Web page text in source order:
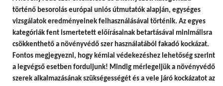
történő besorolás európai uniós útmutatók alapján, egységes
vizsgálatok eredményeinek felhasználásával történik. Az egyes
kategóriák fent ismertetett előírásainak betartásával minimálisra
csökkenthető a növényvédő szer használatából fakadó kockázat.
Fontos megjegyezni, hogy kémiai védekezéshez lehetőség szerint
a legvégső esetben forduljunk! Mindig mérlegeljük a növényvédő
szerek alkalmazásának szükségességét és a vele járó kockázatot az